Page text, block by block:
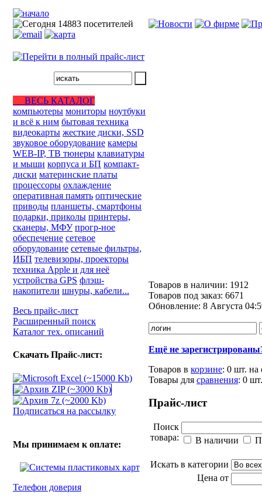
ВЕСЬ КАТАЛОГ
компьютеры мониторы ноутбуки
и всё к ним бытовая техника
видеокарты жесткие диски, SSD
звуковое оборудование камеры
WEB-IP, ТВ тюнеры клавиатуры
и мыши корпуса и БП компакт-
диски материнские платы
процессоры охлаждение
оперативная память оптические
приводы планшеты, смартфоны
подарки, приколы принтеры,
сканеры, МФУ прогр-ное
обеспечение сетевое
оборудование сетевые фильтры,
ИБП телевизоры, проекторы
техника Apple и для неё
устройства GPS флэш-
накопители шнуры, кабели...
Весь прайс-лист
Расширенный поиск
Каталог тех. описаний
Скачать Прайс-лист:
Подписаться на рассылку
Мы принимаем к оплате:
Телефон доверия
Товаров в наличии: 1912
Товаров под заказ: 6671
Обновление: 8 Августа
Ещё не
Товаров в корзине: 0 шт. на
Товары для сравнения: 0 шт.
Прайс-лист
Поиск
товара:
В наличии
Искать в категории
Цена от